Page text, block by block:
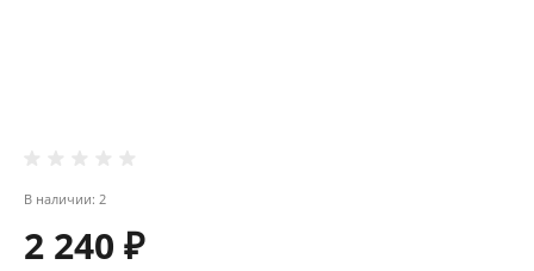
В наличии: 2
2 240 ₽